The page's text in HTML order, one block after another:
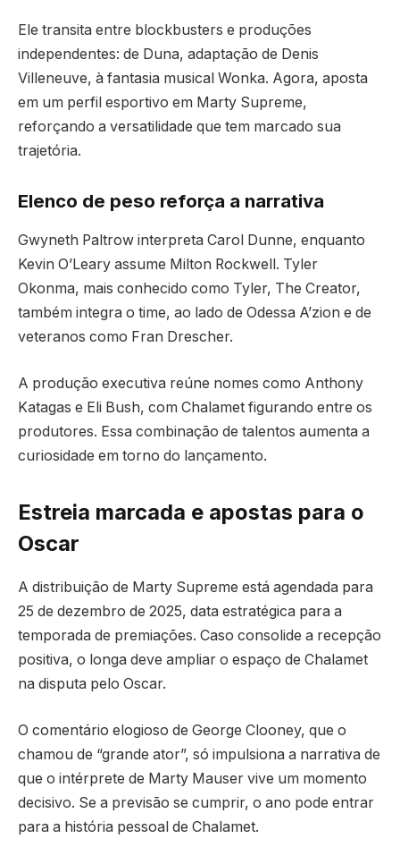
Ele transita entre blockbusters e produções
independentes: de Duna, adaptação de Denis
Villeneuve, à fantasia musical Wonka. Agora, aposta
em um perfil esportivo em Marty Supreme,
reforçando a versatilidade que tem marcado sua
trajetória.
Elenco de peso reforça a narrativa
Gwyneth Paltrow interpreta Carol Dunne, enquanto
Kevin O’Leary assume Milton Rockwell. Tyler
Okonma, mais conhecido como Tyler, The Creator,
também integra o time, ao lado de Odessa A’zion e de
veteranos como Fran Drescher.
A produção executiva reúne nomes como Anthony
Katagas e Eli Bush, com Chalamet figurando entre os
produtores. Essa combinação de talentos aumenta a
curiosidade em torno do lançamento.
Estreia marcada e apostas para o
Oscar
A distribuição de Marty Supreme está agendada para
25 de dezembro de 2025, data estratégica para a
temporada de premiações. Caso consolide a recepção
positiva, o longa deve ampliar o espaço de Chalamet
na disputa pelo Oscar.
O comentário elogioso de George Clooney, que o
chamou de “grande ator”, só impulsiona a narrativa de
que o intérprete de Marty Mauser vive um momento
decisivo. Se a previsão se cumprir, o ano pode entrar
para a história pessoal de Chalamet.